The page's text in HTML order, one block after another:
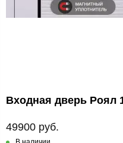
Входная дверь
49900 руб.